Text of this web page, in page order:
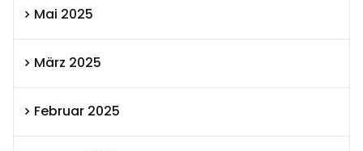
Mai 2025
März 2025
Februar 2025